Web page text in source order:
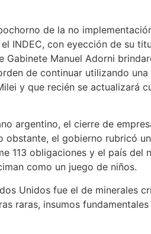
de la no
INDEC, con eyección de su
Manuel Adorni
de continuar utilizando una
y que recién se actualizará
argentino, el cierre de
obstante, el gobierno rubricó
113 obligaciones y el país del
como un juego de niños.
Unidos fue el de minerales
raras, insumos